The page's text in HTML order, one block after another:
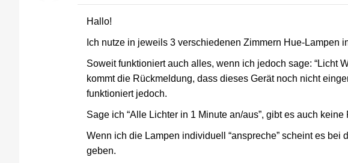
Hallo!
Ich nutze in jeweils 3 verschiedenen Zimmern Hue-Lampen
Soweit funktioniert auch alles, wenn ich jedoch sage: “Licht
kommt die Rückmeldung, dass dieses Gerät noch nicht
funktioniert jedoch.
Sage ich “Alle Lichter in 1 Minute an/aus”, gibt es auch keine
Wenn ich die Lampen individuell “anspreche” scheint es bei
geben.